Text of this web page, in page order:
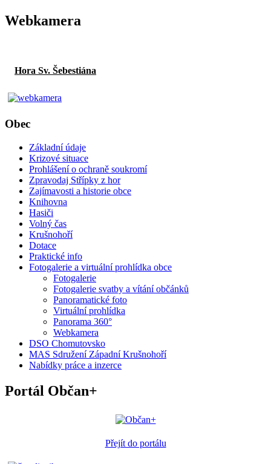
Webkamera
Hora Sv. Šebestiána
Obec
Základní údaje
Krizové situace
Prohlášení o ochraně soukromí
Zpravodaj Střípky z hor
Zajímavosti a historie obce
Knihovna
Hasiči
Volný čas
Krušnohoří
Dotace
Praktické info
Fotogalerie a virtuální prohlídka obce
Fotogalerie
Fotogalerie svatby a vítání občánků
Panoramatické foto
Virtuální prohlídka
Panorama 360°
Webkamera
DSO Chomutovsko
MAS Sdružení Západní Krušnohoří
Nabídky práce a inzerce
Portál Občan+
Přejít do portálu